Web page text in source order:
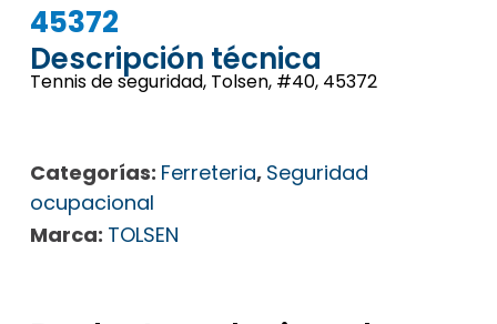
45372
Descripción técnica
Tennis de seguridad, Tolsen, #40, 45372
Categorías: Ferreteria, Seguridad
ocupacional
Marca: TOLSEN